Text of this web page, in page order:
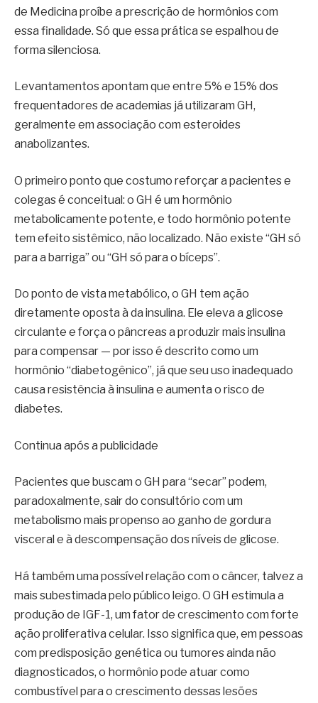
de Medicina proíbe a prescrição de hormônios com
essa finalidade. Só que essa prática se espalhou de
forma silenciosa.
Levantamentos apontam que entre 5% e 15% dos
frequentadores de academias já utilizaram GH,
geralmente em associação com esteroides
anabolizantes.
O primeiro ponto que costumo reforçar a pacientes e
colegas é conceitual: o GH é um hormônio
metabolicamente potente, e todo hormônio potente
tem efeito sistêmico, não localizado. Não existe “GH só
para a barriga” ou “GH só para o bíceps”.
Do ponto de vista metabólico, o GH tem ação
diretamente oposta à da insulina. Ele eleva a glicose
circulante e força o pâncreas a produzir mais insulina
para compensar — por isso é descrito como um
hormônio “diabetogênico”, já que seu uso inadequado
causa resistência à insulina e aumenta o risco de
diabetes.
Continua após a publicidade
Pacientes que buscam o GH para “secar” podem,
paradoxalmente, sair do consultório com um
metabolismo mais propenso ao ganho de gordura
visceral e à descompensação dos níveis de glicose.
Há também uma possível relação com o câncer, talvez a
mais subestimada pelo público leigo. O GH estimula a
produção de IGF-1, um fator de crescimento com forte
ação proliferativa celular. Isso significa que, em pessoas
com predisposição genética ou tumores ainda não
diagnosticados, o hormônio pode atuar como
combustível para o crescimento dessas lesões